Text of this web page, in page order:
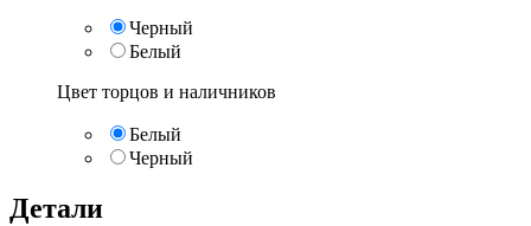
Черный
Белый
Цвет торцов и наличников
Белый
Черный
Детали